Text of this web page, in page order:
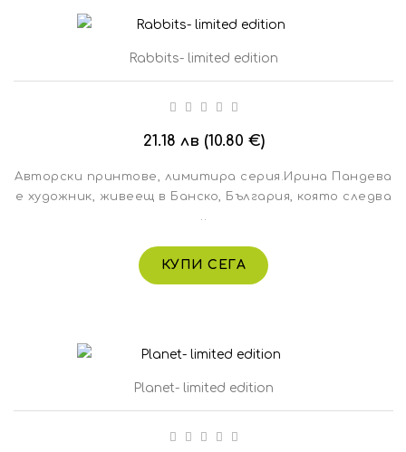
Rabbits- limited edition
21.18 лв (10.80 €)
Авторски принтове, лимитира серия.Ирина Пандева
е художник, живеещ в Банско, България, която следва
..
КУПИ СЕГА
Planet- limited edition